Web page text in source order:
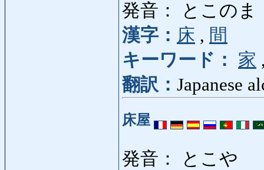
発音： とこのま
漢字： 床 , 間
キーワード：
家
翻訳： Japanese
床屋
発音： とこや